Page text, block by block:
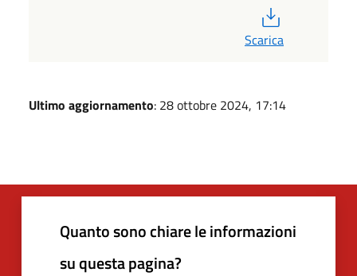
Scarica
Ultimo aggiornamento: 28 ottobre 2024, 17:14
Quanto sono chiare le informazioni
su questa pagina?